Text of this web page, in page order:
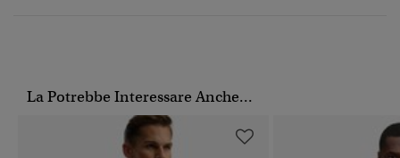
La Potrebbe Interessare Anche...